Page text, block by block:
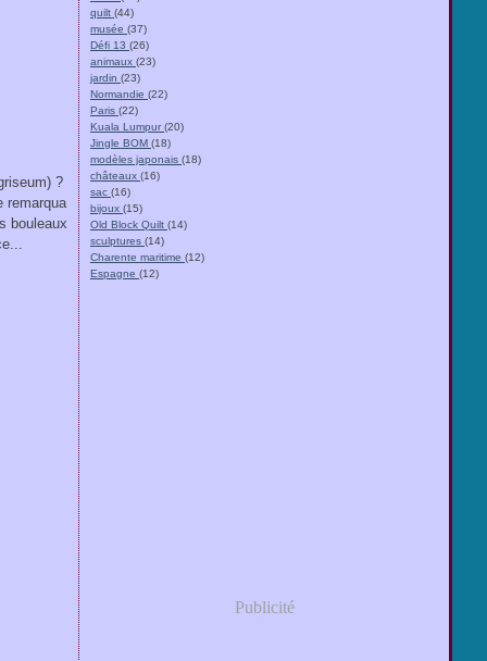
?
remarqua
bouleaux
quilt (44)
musée (37)
Défi 13 (26)
animaux (23)
jardin (23)
Normandie (22)
Paris (22)
Kuala Lumpur (20)
Jingle BOM (18)
modèles japonais (18)
châteaux (16)
sac (16)
bijoux (15)
Old Block Quilt (14)
sculptures (14)
Charente maritime (12)
Espagne (12)
Publicité